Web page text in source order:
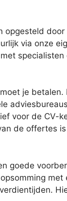
via onze
je
voor de CV-
de offertes
goede